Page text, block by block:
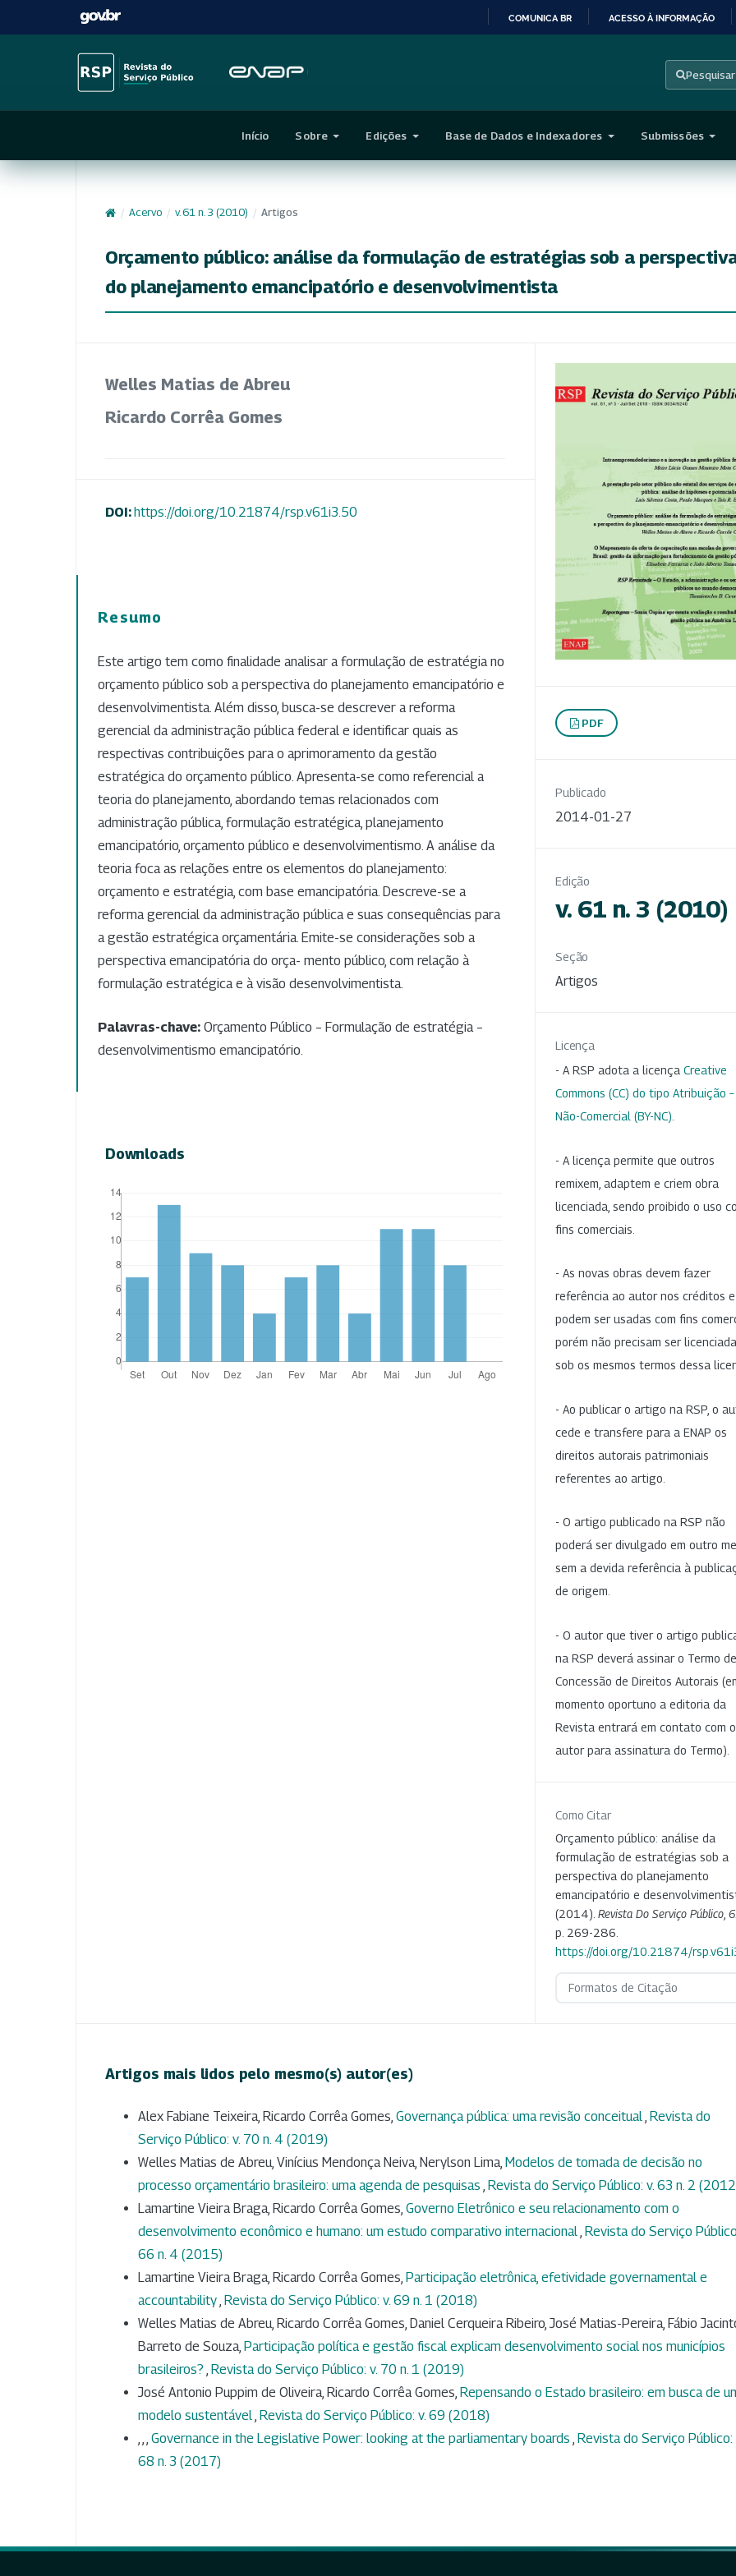
CONTEÚDO
COMUNICA BR ACESSO À INFORMAÇÃO
Pesquisar
Início Sobre Edições Base de Dados e Indexadores Submissões
/ Acervo / v. 61 n. 3 (2010) / Artigos
Orçamento público: análise da formulação de estratégias sob a
do planejamento emancipatório e desenvolvimentista
Welles Matias de Abreu
Ricardo Corrêa Gomes
DOI:https://doi.org/10.21874/rsp.v61i3.50
Resumo
Este artigo tem como finalidade analisar a formulação de estratégia no
orçamento público sob a perspectiva do planejamento emancipatório e
desenvolvimentista. Além disso, busca-se descrever a reforma
gerencial da administração pública federal e identificar quais as
respectivas contribuições para o aprimoramento da gestão
estratégica do orçamento público. Apresenta-se como referencial a
teoria do planejamento, abordando temas relacionados com
administração pública, formulação estratégica, planejamento
emancipatório, orçamento público e desenvolvimentismo. A análise da
teoria foca as relações entre os elementos do planejamento:
orçamento e estratégia, com base emancipatória. Descreve-se a
reforma gerencial da administração pública e suas consequências para
a gestão estratégica orçamentária. Emite-se considerações sob a
perspectiva emancipatória do orça- mento público, com relação à
formulação estratégica e à visão desenvolvimentista.
Palavras-chave: Orçamento Público – Formulação de estratégia –
desenvolvimentismo emancipatório.
Downloads
PDF
Publicado
2014-01-27
Edição
v. 61 n. 3 (2010)
Seção
Artigos
Licença
- A RSP adota a licença Creative
Commons (CC) do tipo Atribuição –
Não-Comercial (BY-NC)
- A licença permite que outros
remixem, adaptem e criem obra
licenciada, sendo proibido o uso
fins comerciais.
- As novas obras devem fazer
referência ao autor nos créditos
podem ser usadas com fins
porém não precisam ser
sob os mesmos termos dessa
- Ao publicar o artigo na RSP, o
cede e transfere para a ENAP os
direitos autorais patrimoniais
referentes ao artigo.
- O artigo publicado na RSP não
poderá ser divulgado em outro
sem a devida referência à
de origem.
- O autor que tiver o artigo
na RSP deverá assinar o Termo de
Concessão de Direitos Autorais
momento oportuno a editoria da
Revista entrará em contato com o
autor para assinatura do Termo).
Como Citar
Orçamento público: análise da
formulação de estratégias sob a
perspectiva do planejamento
emancipatório e
(2014). Revista Do Serviço Público
p. 269-286.
https://doi.org/10.21874/
Formatos de Citação
Artigos mais lidos pelo mesmo(s) autor(es)
Alex Fabiane Teixeira, Ricardo Corrêa Gomes, Governança pública: uma revisão conceitual Revista do
Serviço Público: v. 70 n. 4 (2019)
Welles Matias de Abreu, Vinícius Mendonça Neiva, Nerylson Lima, Modelos de tomada de decisão no
processo orçamentário brasileiro: uma agenda de pesquisas Revista do Serviço Público: v. 63 n. 2
Lamartine Vieira Braga, Ricardo Corrêa Gomes, Governo Eletrônico e seu relacionamento com o
desenvolvimento econômico e humano: um estudo comparativo internacional Revista do Serviço
66 n. 4 (2015)
Lamartine Vieira Braga, Ricardo Corrêa Gomes, Participação eletrônica, efetividade governamental e
accountability Revista do Serviço Público: v. 69 n. 1 (2018)
Welles Matias de Abreu, Ricardo Corrêa Gomes, Daniel Cerqueira Ribeiro, José Matias-Pereira, Fábio
Barreto de Souza, Participação política e gestão fiscal explicam desenvolvimento social nos municípios
brasileiros? Revista do Serviço Público: v. 70 n. 1 (2019)
José Antonio Puppim de Oliveira, Ricardo Corrêa Gomes, Repensando o Estado brasileiro: em busca de
modelo sustentável Revista do Serviço Público: v. 69 (2018)
Governance in the Legislative Power: looking at the parliamentary boards Revista do Serviço Público:
68 n. 3 (2017)